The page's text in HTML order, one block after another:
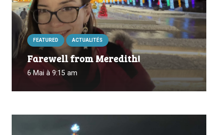
FEATURED ACTUALITÉS
Farewell from Meredith!
6 Mai à 9:15 am